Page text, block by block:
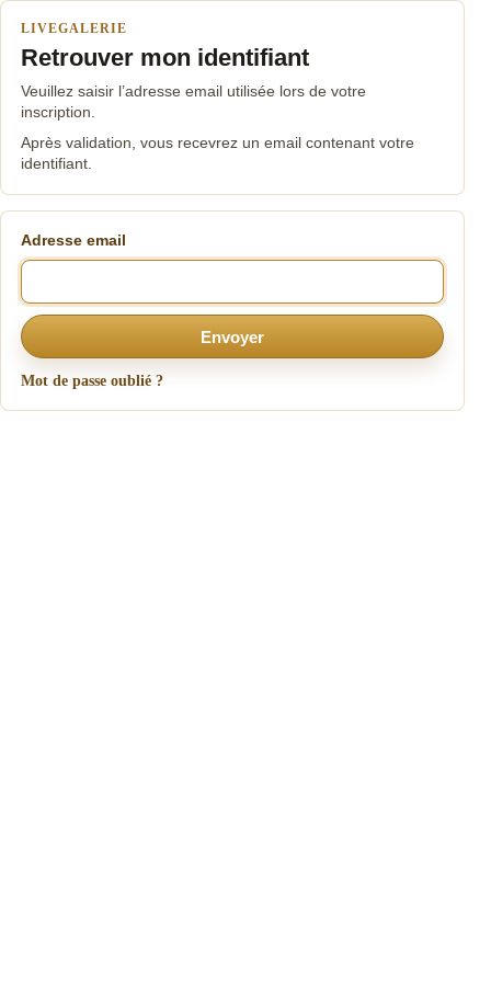
LIVEGALERIE
Retrouver mon identifiant
Veuillez saisir l’adresse email utilisée lors de votre
inscription.
Après validation, vous recevrez un email contenant votre
identifiant.
Adresse email
Envoyer
Mot de passe oublié ?